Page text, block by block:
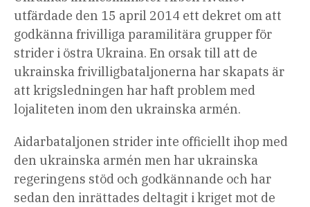
utfärdade den 15 april 2014 ett dekret om att
godkänna frivilliga paramilitära grupper för
strider i östra Ukraina. En orsak till att de
ukrainska frivilligbataljonerna har skapats är
att krigsledningen har haft problem med
lojaliteten inom den ukrainska armén.
Aidarbataljonen strider inte officiellt ihop med
den ukrainska armén men har ukrainska
regeringens stöd och godkännande och har
sedan den inrättades deltagit i kriget mot de